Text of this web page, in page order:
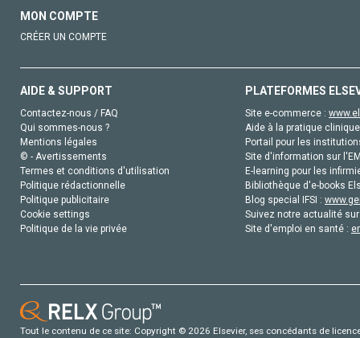
MON COMPTE
CRÉER UN COMPTE
AIDE & SUPPORT
Contactez-nous / FAQ
Qui sommes-nous ?
Mentions légales
© - Avertissements
Termes et conditions d'utilisation
Politique rédactionnelle
Politique publicitaire
Cookie settings
Politique de la vie privée
PLATEFORMES
Site e-commerce :
Aide à la pratique
Portail pour les
Site d'information sur
E-learning pour les
Bibliothèque d'e-books
Blog special IFSI :
Suivez notre actualité
Site d'emploi en santé :
Tout le contenu de ce site: Copyright © 2026 Elsevier, ses concédants de